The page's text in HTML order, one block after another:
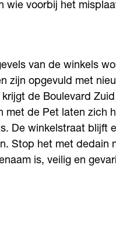
wie voorbij het
van de winkels
zijn opgevuld met
de Boulevard
met de Pet laten zich
De winkelstraat blijft
Stop het met dedain
is, veilig en